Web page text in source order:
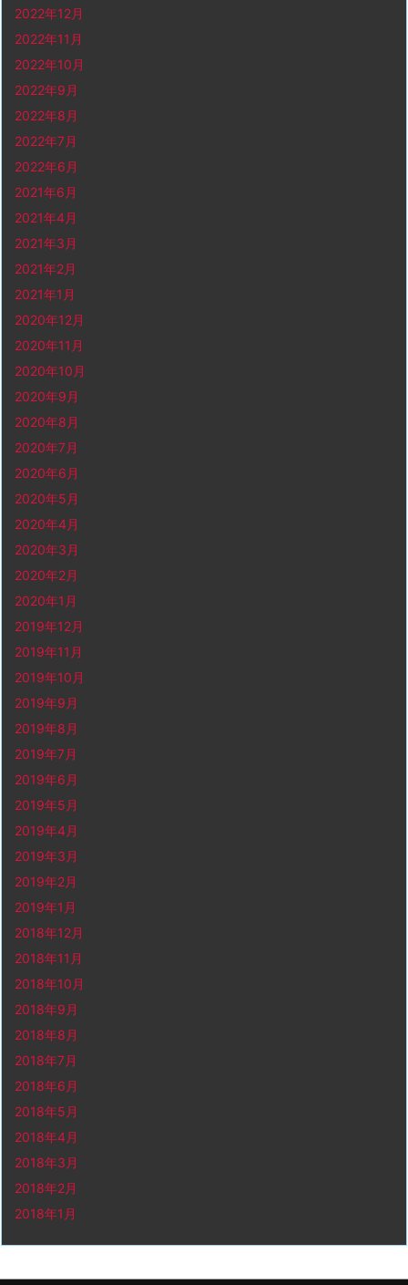
2022年12月
2022年11月
2022年10月
2022年9月
2022年8月
2022年7月
2022年6月
2021年6月
2021年4月
2021年3月
2021年2月
2021年1月
2020年12月
2020年11月
2020年10月
2020年9月
2020年8月
2020年7月
2020年6月
2020年5月
2020年4月
2020年3月
2020年2月
2020年1月
2019年12月
2019年11月
2019年10月
2019年9月
2019年8月
2019年7月
2019年6月
2019年5月
2019年4月
2019年3月
2019年2月
2019年1月
2018年12月
2018年11月
2018年10月
2018年9月
2018年8月
2018年7月
2018年6月
2018年5月
2018年4月
2018年3月
2018年2月
2018年1月